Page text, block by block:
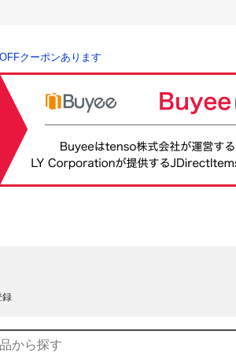
クーポンあります
録